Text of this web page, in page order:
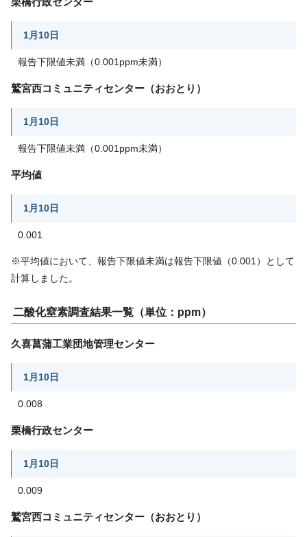
1月10日
報告下限値未満（0.001ppm未満）
鷲宮西コミュニティセンター（おおとり）
1月10日
報告下限値未満（0.001ppm未満）
平均値
1月10日
0.001
※平均値において、報告下限値未満は報告下限値（0.001）として
計算しました。
二酸化窒素調査結果一覧（単位：ppm）
久喜菖蒲工業団地管理センター
1月10日
0.008
栗橋行政センター
1月10日
0.009
鷲宮西コミュニティセンター（おおとり）